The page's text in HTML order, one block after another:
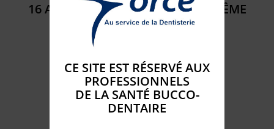
16 AUTRES PRODUITS DANS LA MÊME
CATÉGORIE :
CE SITE EST RÉSERVÉ AUX
PROFESSIONNELS
DE LA SANTÉ BUCCO-
DENTAIRE